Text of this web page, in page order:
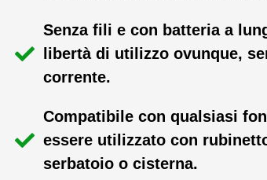
Senza fili e con batteria a
libertà di utilizzo ovunque,
corrente.
Compatibile con qualsiasi
essere utilizzato con
serbatoio o cisterna.